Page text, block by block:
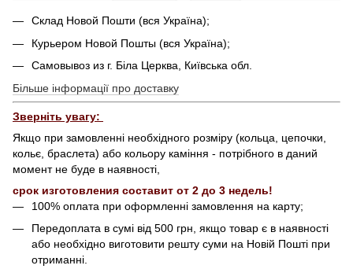
Склад Новой Пошти (вся Україна);
Курьером Новой Пошты (вся Україна);
Самовывоз из г. Біла Церква, Київська обл.
Більше інформації про доставку
Зверніть увагу:
Якщо при замовленні необхідного розміру (кольца, цепочки,
кольє, браслета) або кольору каміння - потрібного в даний
момент не буде в наявності,
срок изготовления составит от 2 до 3 недель!
100% оплата при оформленні замовлення на карту;
Передоплата в сумі від 500 грн, якщо товар є в наявності
або необхідно виготовити решту суми на Новій Пошті при
отриманні.